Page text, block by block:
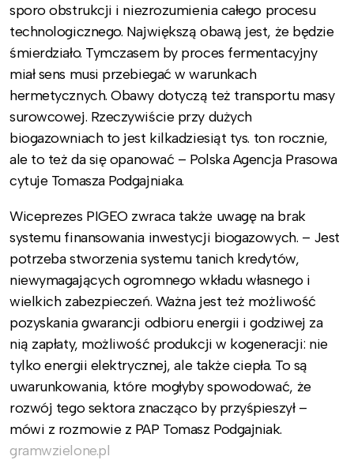
sporo obstrukcji i niezrozumienia całego procesu
technologicznego. Największą obawą jest, że będzie
śmierdziało. Tymczasem by proces fermentacyjny
miał sens musi przebiegać w warunkach
hermetycznych. Obawy dotyczą też transportu masy
surowcowej. Rzeczywiście przy dużych
biogazowniach to jest kilkadziesiąt tys. ton rocznie,
ale to też da się opanować – Polska Agencja Prasowa
cytuje Tomasza Podgajniaka.
Wiceprezes PIGEO zwraca także uwagę na brak
systemu finansowania inwestycji biogazowych. – Jest
potrzeba stworzenia systemu tanich kredytów,
niewymagających ogromnego wkładu własnego i
wielkich zabezpieczeń. Ważna jest też możliwość
pozyskania gwarancji odbioru energii i godziwej za
nią zapłaty, możliwość produkcji w kogeneracji: nie
tylko energii elektrycznej, ale także ciepła. To są
uwarunkowania, które mogłyby spowodować, że
rozwój tego sektora znacząco by przyśpieszył –
mówi z rozmowie z PAP Tomasz Podgajniak.
gramwzielone.pl